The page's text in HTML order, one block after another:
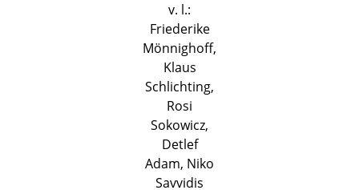
v. l.:
Friederike
Mönnighoff,
Klaus
Schlichting,
Rosi
Sokowicz,
Detlef
Adam, Niko
Savvidis